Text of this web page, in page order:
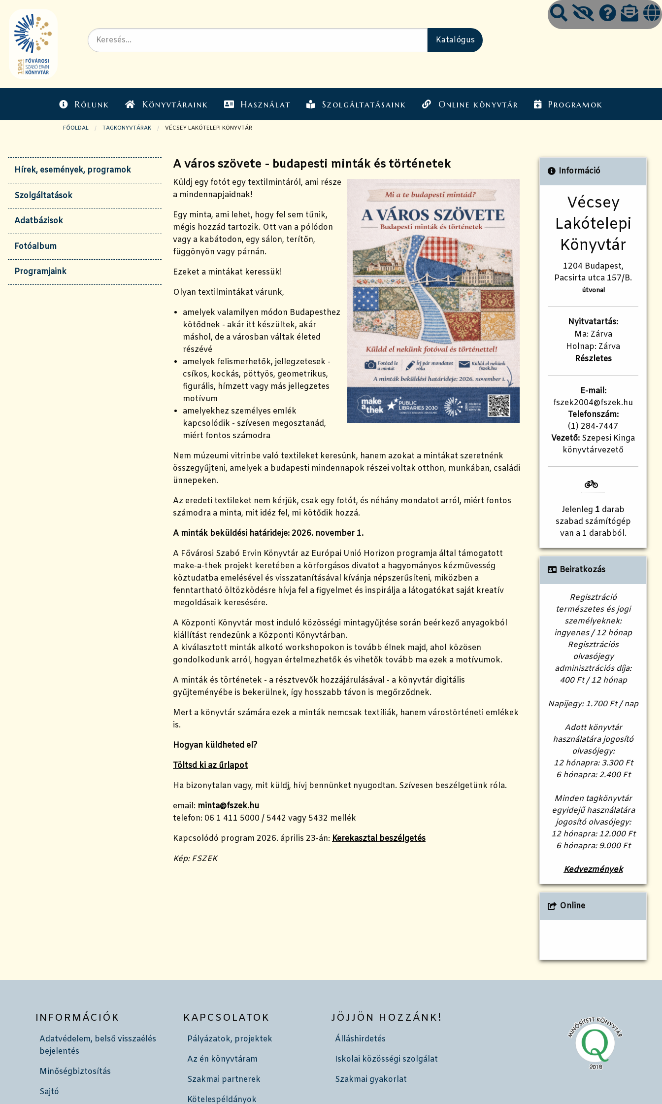
Rólunk Könyvtáraink Használat Szolgáltatásaink Online könyvtár Programok
FŐOLDAL TAGKÖNYVTÁRAK JELENLEGI OLDAL:
VÉCSEY LAKÓTELEPI KÖNYVTÁR
Hírek, események, programok
Szolgáltatások
Adatbázisok
Fotóalbum
Programjaink
A város szövete - budapesti minták és történetek
Küldj egy fotót egy textilmintáról, ami része
a mindennapjaidnak!
Egy minta, ami lehet, hogy fel sem tűnik,
mégis hozzád tartozik. Ott van a pólódon
vagy a kabátodon, egy sálon, terítőn,
függönyön vagy párnán.
Ezeket a mintákat keressük!
Olyan textilmintákat várunk,
amelyek valamilyen módon Budapesthez
kötődnek - akár itt készültek, akár
máshol, de a városban váltak életed
részévé
amelyek felismerhetők, jellegzetesek -
csíkos, kockás, pöttyös, geometrikus,
figurális, hímzett vagy más jellegzetes
motívum
amelyekhez személyes emlék
kapcsolódik - szívesen megosztanád,
miért fontos számodra
Nem múzeumi vitrinbe való textileket keresünk, hanem azokat a mintákat szeretnénk
összegyűjteni, amelyek a budapesti mindennapok részei voltak otthon, munkában, családi
ünnepeken.
Az eredeti textileket nem kérjük, csak egy fotót, és néhány mondatot arról, miért fontos
számodra a minta, mit idéz fel, mi kötődik hozzá.
A minták beküldési határideje: 2026. november 1.
A Fővárosi Szabó Ervin Könyvtár az Európai Unió Horizon programja által támogatott
make-a-thek projekt keretében a körforgásos divatot a hagyományos kézművesség
köztudatba emelésével és visszatanításával kívánja népszerűsíteni, miközben a
fenntartható öltözködésre hívja fel a figyelmet és inspirálja a látogatókat saját kreatív
megoldásaik keresésére.
A Központi Könyvtár most induló közösségi mintagyűjtése során beérkező anyagokból
kiállítást rendezünk a Központi Könyvtárban.
A kiválasztott minták alkotó workshopokon is tovább élnek majd, ahol közösen
gondolkodunk arról, hogyan értelmezhetők és vihetők tovább ma ezek a motívumok.
A minták és történetek - a résztvevők hozzájárulásával - a könyvtár digitális
gyűjteményébe is bekerülnek, így hosszabb távon is megőrződnek.
Mert a könyvtár számára ezek a minták nemcsak textíliák, hanem várostörténeti emlékek
is.
Hogyan küldheted el?
Töltsd ki az űrlapot
Ha bizonytalan vagy, mit küldj, hívj bennünket nyugodtan. Szívesen beszélgetünk róla.
email: minta@fszek.hu
telefon: 06 1 411 5000 / 5442 vagy 5432 mellék
Kapcsolódó program 2026. április 23-án: Kerekasztal beszélgetés
Kép: FSZEK
Információ
Vécsey
Lakótelepi
Könyvtár
1204 Budapest,
Pacsirta utca 157/B.
útvonal
Nyitvatartás:
Ma: Zárva
Holnap: Zárva
Részletes
E-mail:
fszek2004@fszek.hu​
Telefonszám:
(1) 284-7447
Vezető: Szepesi Kinga
könyvtárvezető
Jelenleg 1 darab
szabad számítógép
van a 1 darabból.
Beiratkozás
Regisztráció
természetes és jogi
személyeknek:
ingyenes / 12 hónap
Regisztrációs
olvasójegy
adminisztrációs díja:
400 Ft / 12 hónap
Napijegy: 1.700 Ft / nap
Adott könyvtár
használatára jogosító
olvasójegy:
12 hónapra: 3.300 Ft
6 hónapra: 2.400 Ft
Minden tagkönyvtár
egyidejű használatára
jogosító olvasójegy:
12 hónapra: 12.000 Ft
6 hónapra: 9.000 Ft
Kedvezmények
Online
INFORMÁCIÓK
Adatvédelem, belső visszaélés
bejelentés
Minőségbiztosítás
Sajtó
KAPCSOLATOK
Pályázatok, projektek
Az én könyvtáram
Szakmai partnerek
Kötelespéldányok
JÖJJÖN HOZZÁNK!
Álláshirdetés
Iskolai közösségi szolgálat
Szakmai gyakorlat